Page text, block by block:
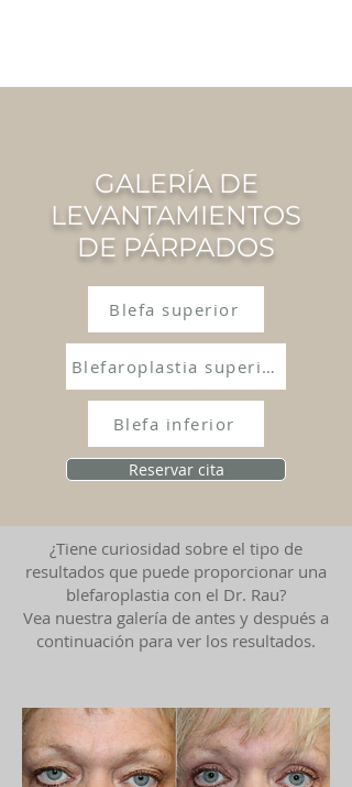
GALERÍA DE
LEVANTAMIENTOS
DE PÁRPADOS
Blefa superior
Blefaroplastia superior e
Blefa inferior
Reservar cita
¿Tiene curiosidad sobre el tipo de
resultados que puede proporcionar una
blefaroplastia con el Dr. Rau?
Vea nuestra galería de antes y después a
continuación para ver los resultados.